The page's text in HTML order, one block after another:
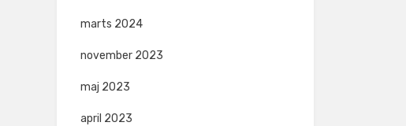
marts 2024
november 2023
maj 2023
april 2023